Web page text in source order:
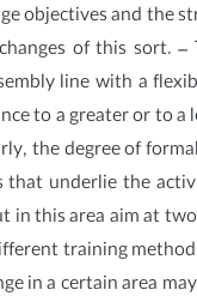
objectives and the
of this sort. –
line with a
to a greater or to a
the degree of
underlie the
in this area aim at
training
in a certain area